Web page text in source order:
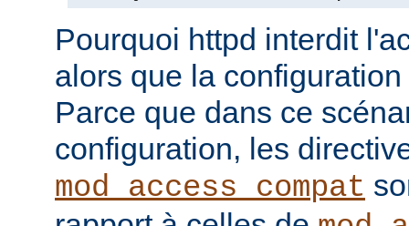
Pourquoi httpd interdit
alors que la
Parce que dans ce
configuration, les
mod_access_compat